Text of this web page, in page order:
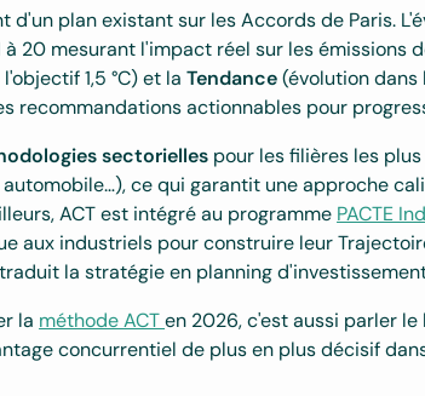
d'un plan existant sur les Accords de Paris.
à 20 mesurant l'impact réel sur les émissions
1,5 °C) et laTendance(évolution dans
recommandations actionnables pour
sectorielles pour les filières les
ce qui garantit une approche
ACT est intégré au programme PACTE
aux industriels pour construire leur
la stratégie en planning
la méthode ACTen 2026, c'est aussi parler
concurrentiel de plus en plus décisif